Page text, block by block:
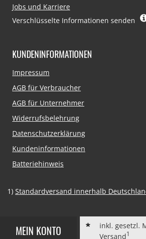
MEIN KONTO
inkl. gesetzl.
Versand1
Jobs und Karriere
Verschlüsselte Informationen senden
KUNDENINFORMATIONEN
Navigation
Impressum
AGB für Verbraucher
AGB für Unternehmer
Widerrufsbelehrung
Datenschutzerklärung
Kundeninformationen
Batteriehinweis
1) Standardversand innerhalb